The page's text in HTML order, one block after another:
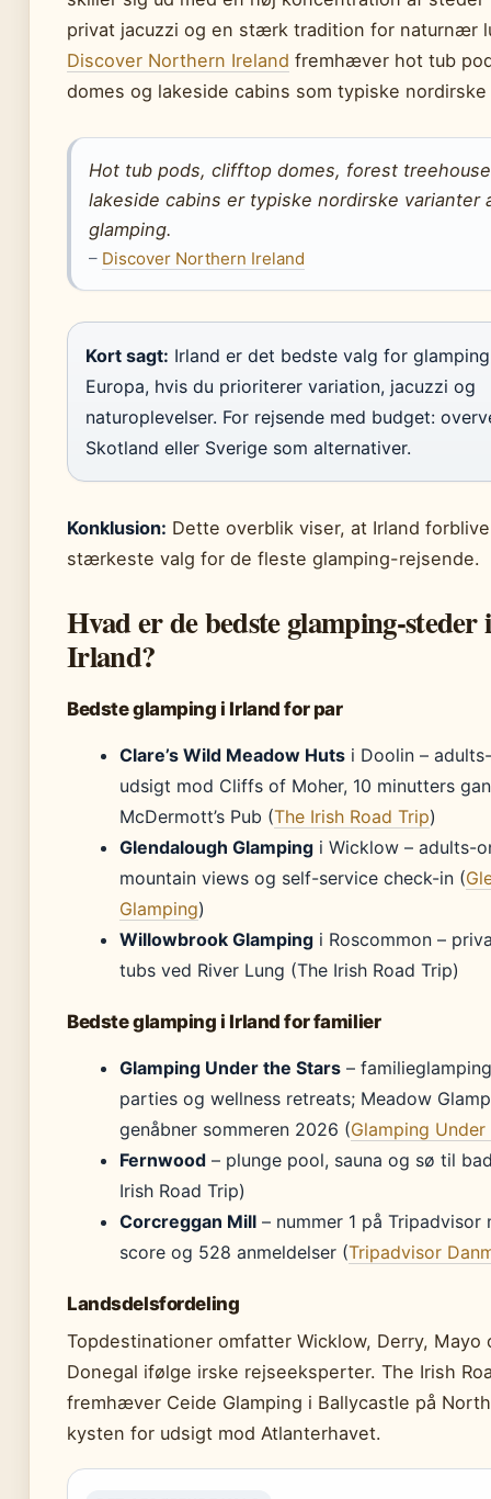
privat jacuzzi og en stærk tradition for naturnær
Discover Northern Ireland fremhæver hot tub
domes og lakeside cabins som typiske nordirske
Hot tub pods, clifftop domes, forest
lakeside cabins er typiske nordirske varianter
glamping.
– Discover Northern Ireland
Kort sagt: Irland er det bedste valg for
Europa, hvis du prioriterer variation, jacuzzi og
naturoplevelser. For rejsende med budget:
Skotland eller Sverige som alternativer.
Konklusion: Dette overblik viser, at Irland
stærkeste valg for de fleste glamping-rejsende.
Hvad er de bedste glamping-steder i
Irland?
Bedste glamping i Irland for par
Clare’s Wild Meadow Huts i Doolin –
udsigt mod Cliffs of Moher, 10 minutters
McDermott’s Pub (The Irish Road Trip)
Glendalough Glamping i Wicklow – adults-
mountain views og self-service check-in (
Glamping)
Willowbrook Glamping i Roscommon –
tubs ved River Lung (The Irish Road Trip)
Bedste glamping i Irland for familier
Glamping Under the Stars –
parties og wellness retreats; Meadow
genåbner sommeren 2026 (Glamping
Fernwood – plunge pool, sauna og sø til
Irish Road Trip)
Corcreggan Mill – nummer 1 på Tripadvisor
score og 528 anmeldelser (Tripadvisor
Landsdelsfordeling
Topdestinationer omfatter Wicklow, Derry, Mayo
Donegal ifølge irske rejseeksperter. The Irish
fremhæver Ceide Glamping i Ballycastle på
kysten for udsigt mod Atlanterhavet.